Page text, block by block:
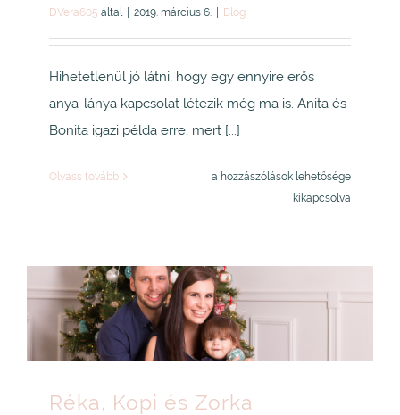
DVera605 által 2019. március 6. Blog
Hihetetlenül jó látni, hogy egy ennyire erős
anya-lánya kapcsolat létezik még ma is. Anita és
Bonita igazi példa erre, mert [...]
Olvass tovább
Anita
a hozzászólások lehetősége
kikapcsolva
Réka, Kopi és Zorka